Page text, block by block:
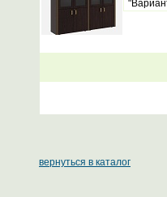
вернуться в каталог